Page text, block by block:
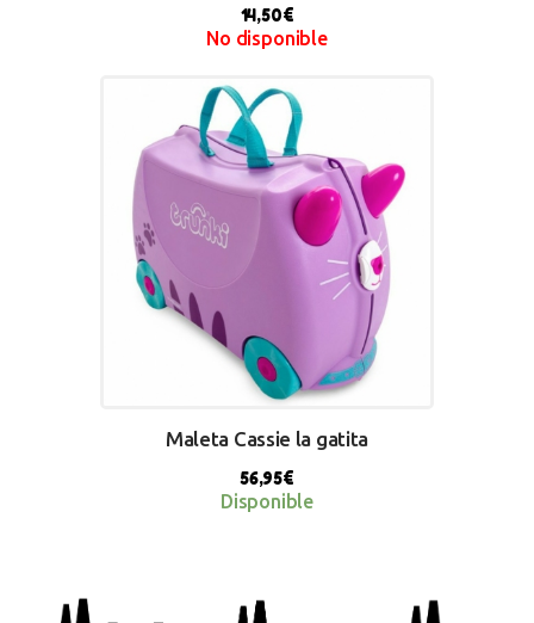
BUY NOW
14,50€
No disponible
Maleta Cassie la gatita
56,95€
Disponible